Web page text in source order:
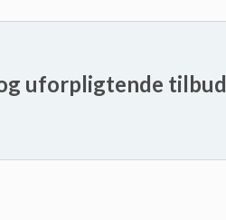
uforpligtende tilbud